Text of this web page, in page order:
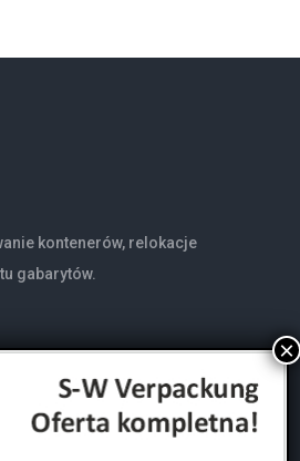
kontenerów, relokacje
gabarytów.